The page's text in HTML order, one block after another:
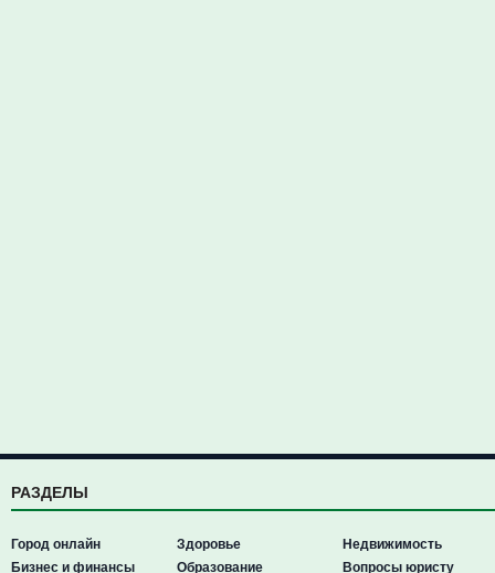
РАЗДЕЛЫ
Город онлайн
Бизнес и финансы
Здоровье
Образование
Недвижимость
Вопросы юристу